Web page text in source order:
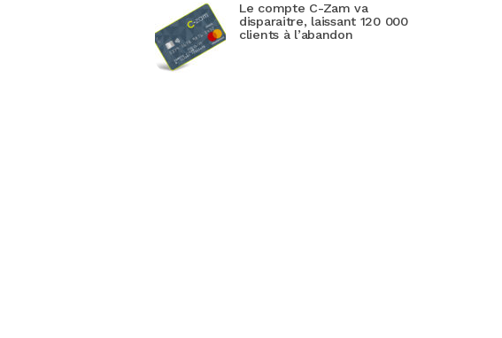
Le compte C-Zam va
disparaitre, laissant 120 000
clients à l’abandon